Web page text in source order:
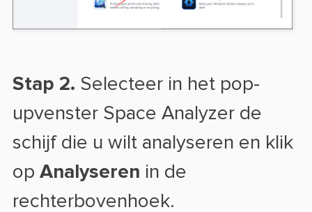
Stap 2. Selecteer in het pop-
upvenster Space Analyzer de
schijf die u wilt analyseren en klik
op Analyseren in de
rechterbovenhoek.